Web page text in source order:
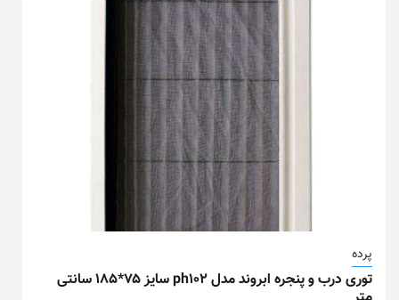
پرده
توری درب و پنجره ابروند مدل ph102 سایز ۷۵*۱۸۵ سانتی